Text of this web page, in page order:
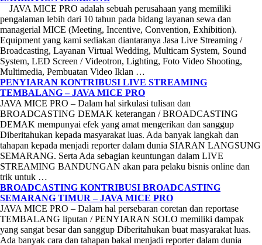
JAVA MICE PRO adalah sebuah perusahaan yang memiliki
pengalaman lebih dari 10 tahun pada bidang layanan sewa dan
managerial MICE (Meeting, Incentive, Convention, Exhibition).
Equipment yang kami sediakan diantaranya Jasa Live Streaming /
Broadcasting, Layanan Virtual Wedding, Multicam System, Sound
System, LED Screen / Videotron, Lighting, Foto Video Shooting,
Multimedia, Pembuatan Video Iklan …
PENYIARAN KONTRIBUSI LIVE STREAMING
TEMBALANG – JAVA MICE PRO
JAVA MICE PRO – Dalam hal sirkulasi tulisan dan
BROADCASTING DEMAK keterangan / BROADCASTING
DEMAK mempunyai efek yang amat mengerikan dan sanggup
Diberitahukan kepada masyarakat luas. Ada banyak langkah dan
tahapan kepada menjadi reporter dalam dunia SIARAN LANGSUNG
SEMARANG. Serta Ada sebagian keuntungan dalam LIVE
STREAMING BANDUNGAN akan para pelaku bisnis online dan
trik untuk …
BROADCASTING KONTRIBUSI BROADCASTING
SEMARANG TIMUR – JAVA MICE PRO
JAVA MICE PRO – Dalam hal persebaran coretan dan reportase
TEMBALANG liputan / PENYIARAN SOLO memiliki dampak
yang sangat besar dan sanggup Diberitahukan buat masyarakat luas.
Ada banyak cara dan tahapan bakal menjadi reporter dalam dunia